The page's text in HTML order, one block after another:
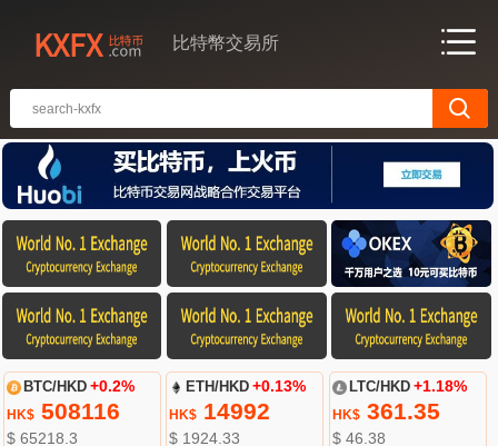
比特幣交易所
BTC/HKD +0.2%
HK$508116
$ 65218.3
ETH/HKD +0.13%
HK$ 14992
$ 1924.33
LTC/HKD +1.18%
HK$361.35
$ 46.38